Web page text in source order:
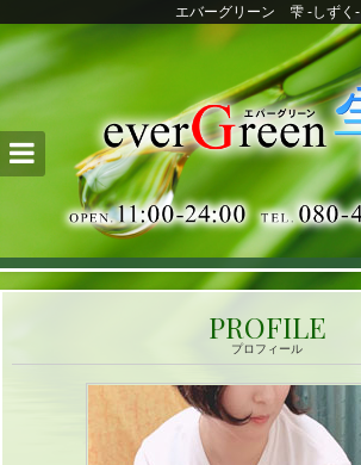
エバーグリーン 雫 -しずく-
PROFILE
プロフィール